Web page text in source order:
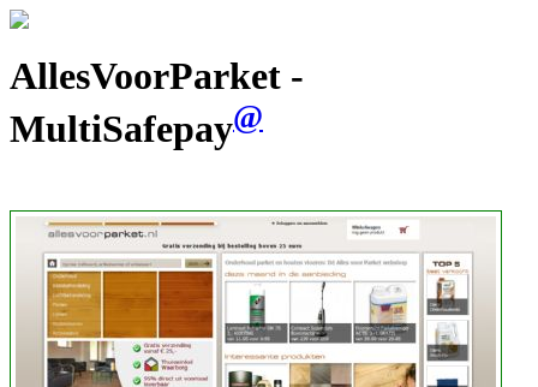
AllesVoorParket -
MultiSafepay@